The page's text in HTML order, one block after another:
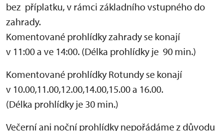
bez příplatku, v rámci základního vstupného do
zahrady.
Komentované prohlídky zahrady se konají
v 11:00 a ve 14:00. (Délka prohlídky je 90 min.)
Komentované prohlídky Rotundy se konají
v 10.00,11.00,12.00,14.00,15.00 a 16.00.
(Délka prohlídky je 30 min.)
Večerní ani noční prohlídky nepořádáme z důvodu